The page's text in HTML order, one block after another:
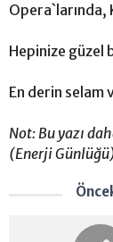
Opera`larında,
Hepinize
En derin selam
Not: Bu yazı
(Enerji